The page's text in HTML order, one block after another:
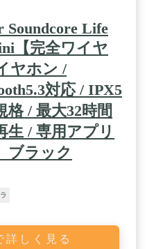
Soundcore Life
【完全ワイヤ
ヤホン /
対応 / IPX5
格 / 最大32時間
生 / 専用アプリ
ブラック
詳しく見る